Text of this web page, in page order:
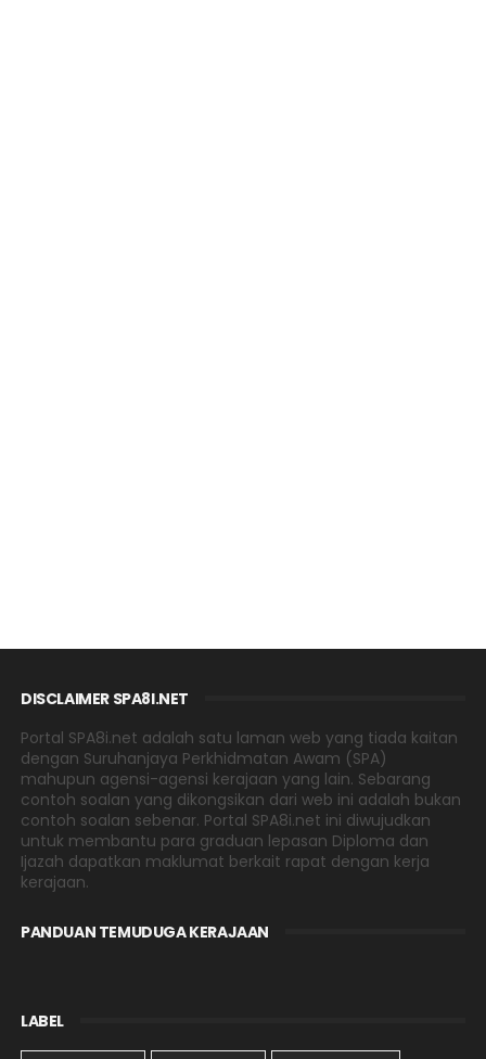
DISCLAIMER SPA8I.NET
Portal SPA8i.net adalah satu laman web yang tiada kaitan
dengan Suruhanjaya Perkhidmatan Awam (SPA)
mahupun agensi-agensi kerajaan yang lain. Sebarang
contoh soalan yang dikongsikan dari web ini adalah bukan
contoh soalan sebenar. Portal SPA8i.net ini diwujudkan
untuk membantu para graduan lepasan Diploma dan
Ijazah dapatkan maklumat berkait rapat dengan kerja
kerajaan.
PANDUAN TEMUDUGA KERAJAAN
LABEL